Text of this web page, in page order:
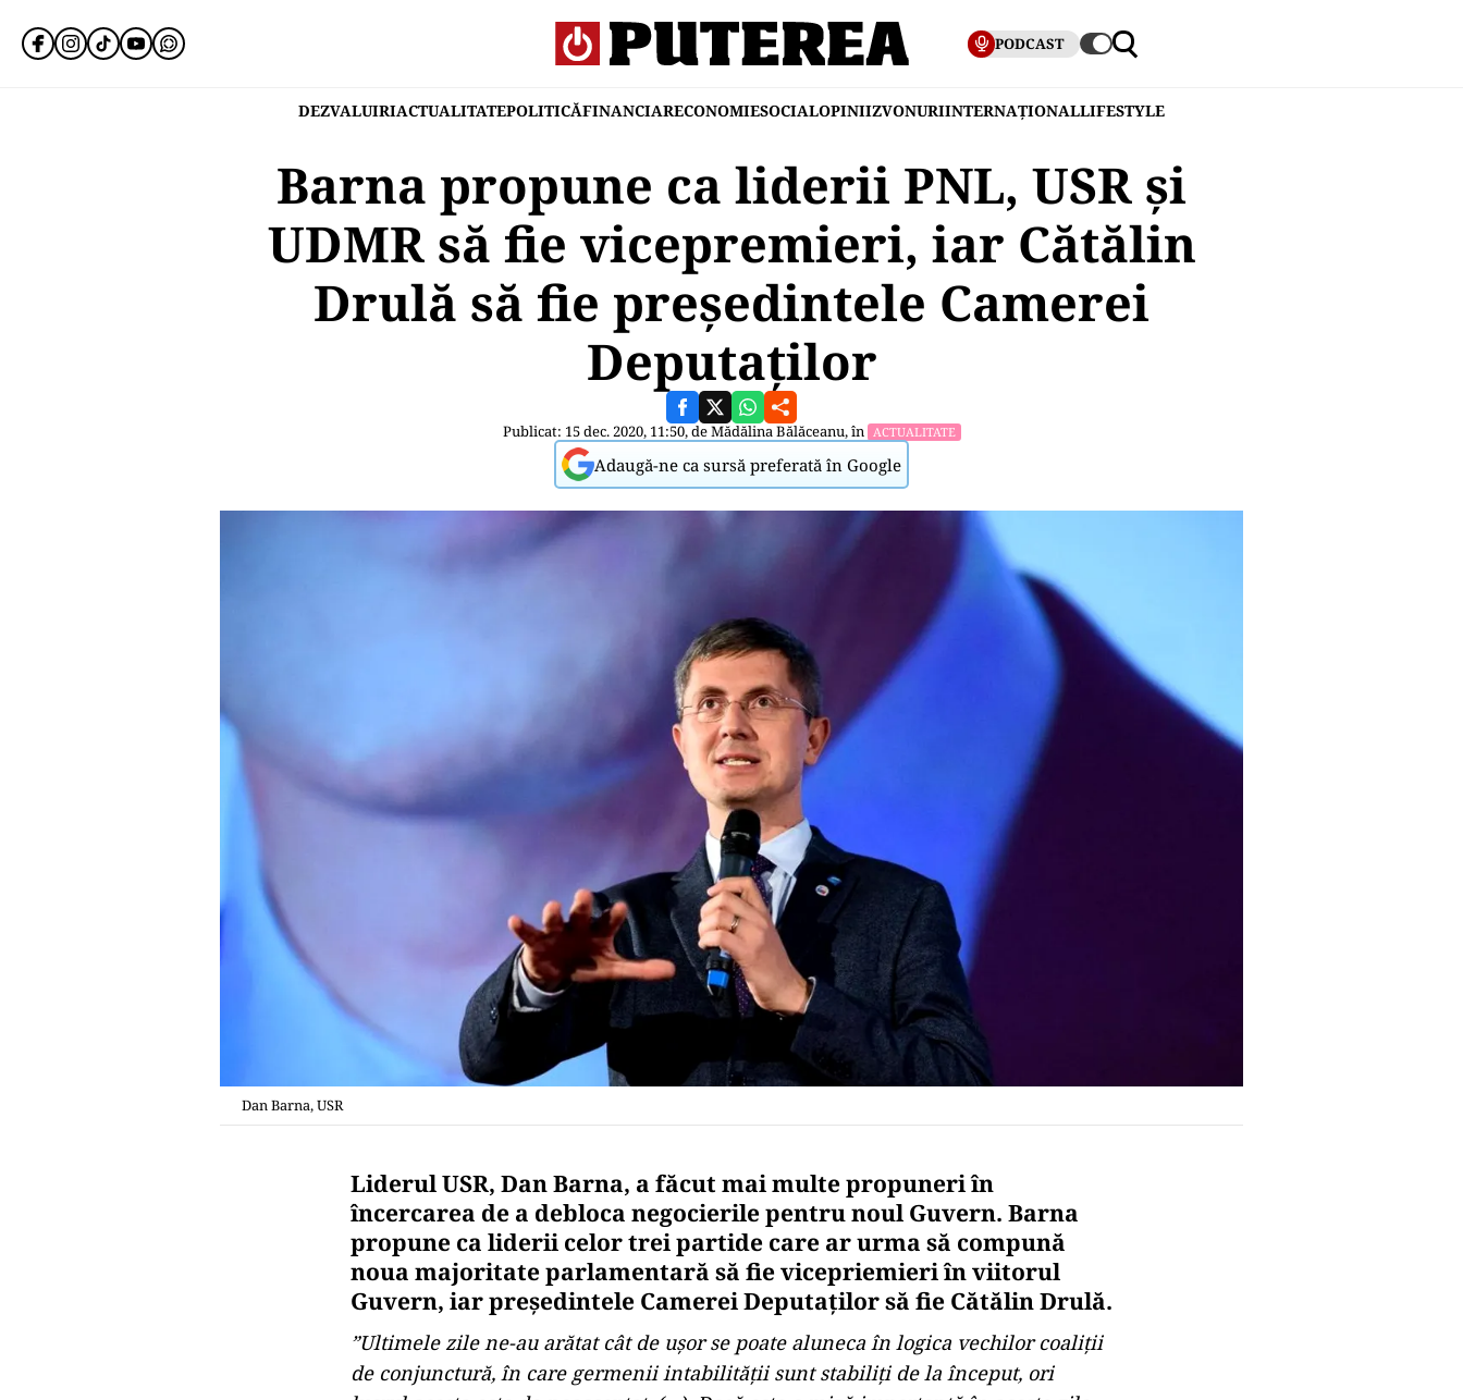
PODCAST
DEZVALUIRIACTUALITATEPOLITICĂFINANCIARECONOMIESOCIALOPINIIZVONURIINTERNAȚIONALLIFESTYLE
Barna propune ca liderii PNL, USR şi
UDMR să fie vicepremieri, iar Cătălin
Drulă să fie preşedintele Camerei
Deputaţilor
Publicat: 15 dec. 2020, 11:50, deMădălina Bălăceanu, în ACTUALITATE
Adaugă-ne ca sursă preferată în Google
Dan Barna, USR
Liderul USR, Dan Barna, a făcut mai multe propuneri în
încercarea de a debloca negocierile pentru noul Guvern. Barna
propune ca liderii celor trei partide care ar urma să compună
noua majoritate parlamentară să fie vicepriemieri în viitorul
Guvern, iar președintele Camerei Deputaților să fie Cătălin Drulă.
”Ultimele zile ne-au arătat cât de uşor se poate aluneca în logica vechilor coaliţii
de conjunctură, în care germenii intabilităţii sunt stabiliţi de la început, ori